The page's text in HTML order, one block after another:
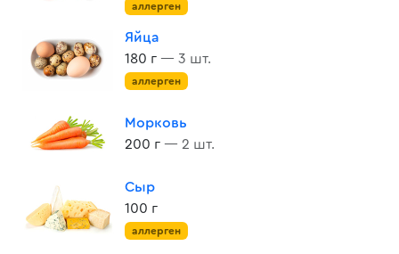
аллерген
Яйца
180 г — 3 шт.
аллерген
Морковь
200 г — 2 шт.
Сыр
100 г
аллерген